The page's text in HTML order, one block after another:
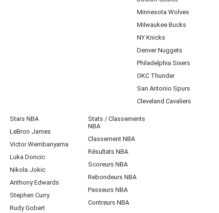
Minnesota Wolves
Milwaukee Bucks
NY Knicks
Denver Nuggets
Philadelphia Sixers
OKC Thunder
San Antonio Spurs
Cleveland Cavaliers
Stars NBA
LeBron James
Victor Wembanyama
Luka Doncic
Nikola Jokic
Anthony Edwards
Stephen Curry
Rudy Gobert
Stats / Classements
NBA
Classement NBA
Résultats NBA
Scoreurs NBA
Rebondeurs NBA
Passeurs NBA
Contreurs NBA